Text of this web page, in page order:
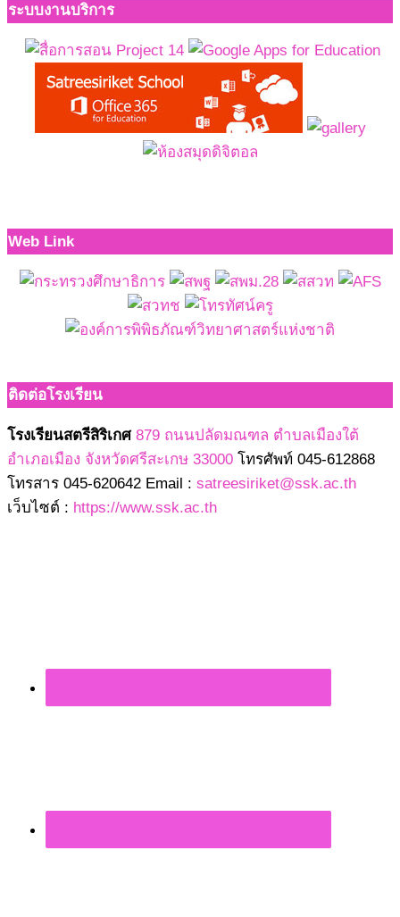
ระบบงานบริการ
Web Link
ติดต่อโรงเรียน
โรงเรียนสตรีสิริเกศ 879 ถนนปลัดมณฑล ตำบลเมืองใต้
อำเภอเมือง จังหวัดศรีสะเกษ 33000 โทรศัพท์ 045-612868
โทรสาร 045-620642 Email : satreesiriket@ssk.ac.th
เว็บไซต์ : https://www.ssk.ac.th